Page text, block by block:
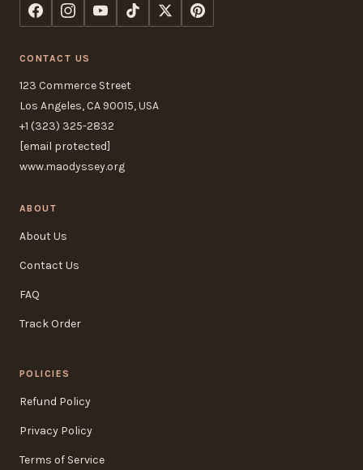
CONTACT US
123 Commerce Street
Los Angeles, CA 90015, USA
+1 (323) 325-2832
[email protected]
www.maodyssey.org
ABOUT
About Us
Contact Us
FAQ
Track Order
POLICIES
Refund Policy
Privacy Policy
Terms of Service